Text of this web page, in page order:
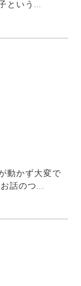
という...
動かず大変で
話のつ...